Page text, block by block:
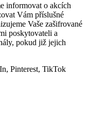
informovat o akcích
Vám příslušné
Vaše zašifrované
poskytovateli a
pokud již jejich
Pinterest, TikTok